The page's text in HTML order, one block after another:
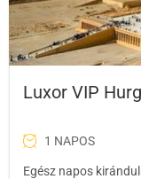
Luxor VIP
1 NAPOS
Egész napos